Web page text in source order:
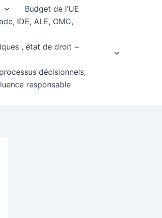
Budget de l’UE
IDE, ALE, OMC,
, état de droit ~
décisionnels,
responsable